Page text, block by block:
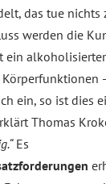
das tue nichts
werden die
ein
ein, so ist dies
Thomas
Es